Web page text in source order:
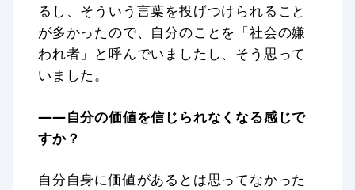
るし、そういう言葉を投げつけられること
が多かったので、自分のことを「社会の嫌
われ者」と呼んでいましたし、そう思って
いました。
——自分の価値を信じられなくなる感じで
すか？
自分自身に価値があるとは思ってなかった